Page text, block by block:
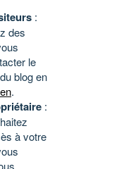
:
des
le
blog en
.
:
à votre